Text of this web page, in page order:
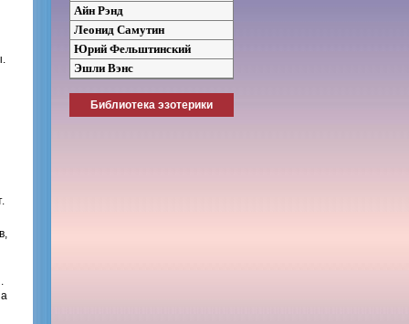
Айн Рэнд
Леонид Самутин
Юрий Фельштинский
Эшли Вэнс
Библиотека эзотерики